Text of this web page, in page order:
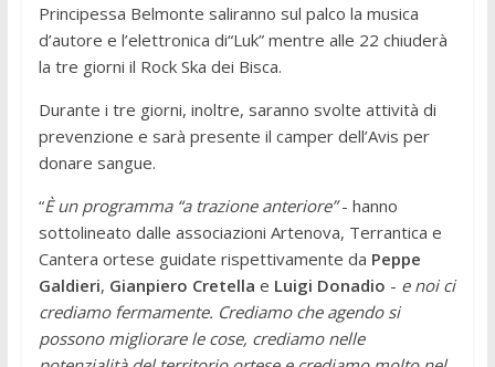
Principessa Belmonte saliranno sul palco la musica
d’autore e l’elettronica di“Luk” mentre alle 22 chiuderà
la tre giorni il Rock Ska dei Bisca.
Durante i tre giorni, inoltre, saranno svolte attività di
prevenzione e sarà presente il camper dell’Avis per
donare sangue.
“È un programma “a trazione anteriore”- hanno
sottolineato dalle associazioni Artenova, Terrantica e
Cantera ortese guidate rispettivamente da Peppe
Galdieri, Gianpiero Cretella e Luigi Donadio - e noi ci
crediamo fermamente. Crediamo che agendo si
possono migliorare le cose, crediamo nelle